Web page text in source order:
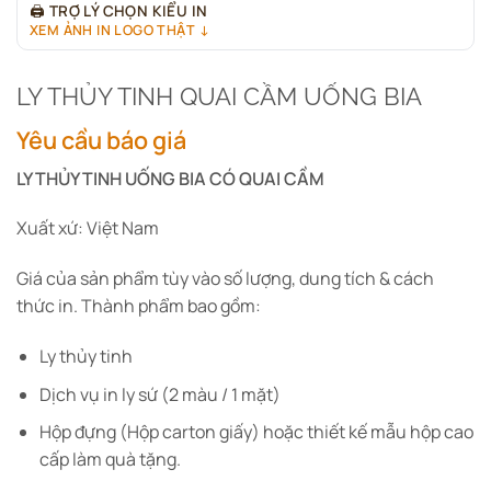
🖨 TRỢ LÝ CHỌN KIỂU IN
XEM ẢNH IN LOGO THẬT ↓
LY THỦY TINH QUAI CẦM UỐNG BIA
Yêu cầu báo giá
LY THỦY TINH UỐNG BIA CÓ QUAI CẦM
Xuất xứ: Việt Nam
Giá của sản phẩm tùy vào số lượng, dung tích & cách
thức in. Thành phẩm bao gồm:
Ly thủy tinh
Dịch vụ in ly sứ (2 màu / 1 mặt)
Hộp đựng (Hộp carton giấy) hoặc thiết kế mẫu hộp cao
cấp làm quà tặng.